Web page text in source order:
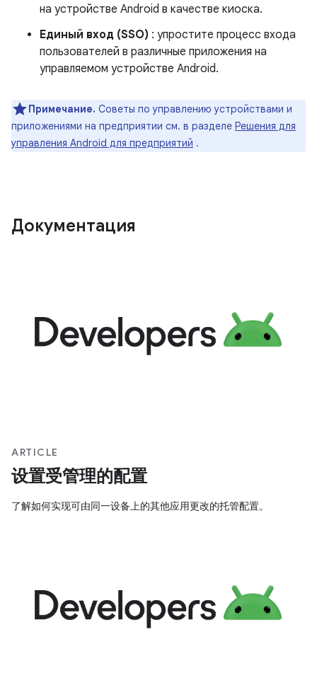
на устройстве Android в качестве киоска.
Единый вход (SSO) : упростите процесс входа
пользователей в различные приложения на
управляемом устройстве Android.
Примечание. Советы по управлению устройствами и
приложениями на предприятии см. в разделе Решения для
управления Android для предприятий .
Документация
ARTICLE
设置受管理的配置
了解如何实现可由同一设备上的其他应用更改的托管配置。